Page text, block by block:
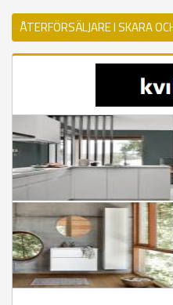
ÅTERFÖRSÄLJARE I SKARA